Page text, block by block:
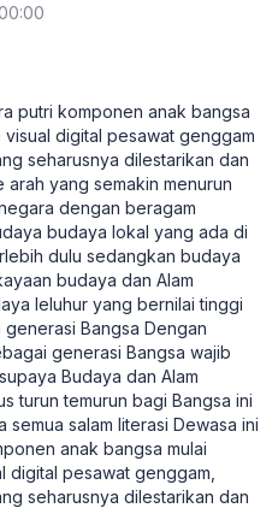
putri komponen anak bangsa
digital pesawat genggam
seharusnya dilestarikan dan
yang semakin menurun
dengan beragam
budaya lokal yang ada di
dulu sedangkan budaya
budaya dan Alam
leluhur yang bernilai tinggi
Bangsa Dengan
generasi Bangsa wajib
Budaya dan Alam
turun temurun bagi Bangsa ini
salam literasi Dewasa ini
anak bangsa mulai
digital pesawat genggam,
seharusnya dilestarikan dan